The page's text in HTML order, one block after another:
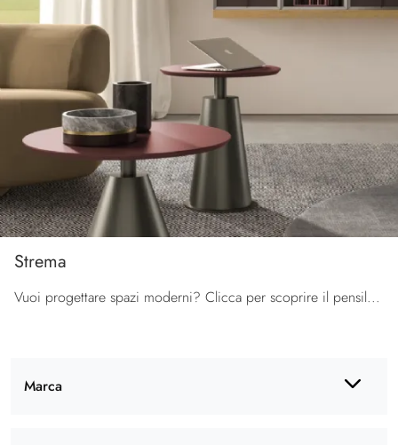
Marca
Strema
Vuoi progettare spazi moderni? Clicca per scoprire il pensile Strema in melaminico della firma Orme!